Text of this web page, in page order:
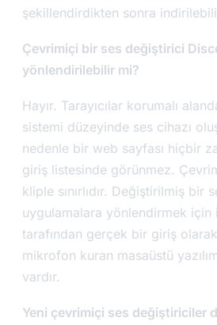
şekillendirdikten sonra
Çevrimiçi bir ses değiştirici
yönlendirilebilir mi?
Hayır. Tarayıcılar korumalı
sistemi düzeyinde ses cihazı
nedenle bir web sayfası hiçbir
giriş listesinde görünmez.
kliple sınırlıdır. Değiştirilmiş bir
uygulamalara yönlendirmek için
tarafından gerçek bir giriş
mikrofon kuran masaüstü
vardır.
Yeni çevrimiçi ses değiştiriciler